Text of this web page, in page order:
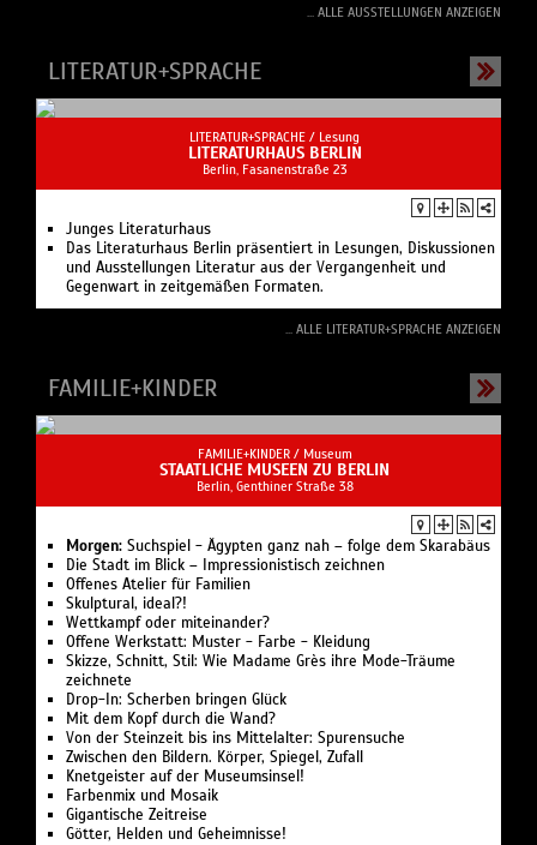
LITERATUR+SPRACHE /Lesung
LITERATURHAUS BERLIN
Berlin, Fasanenstraße 23
Junges Literaturhaus
Das Literaturhaus Berlin präsentiert in Lesungen, Diskussionen
und Ausstellungen Literatur aus der Vergangenheit und
Gegenwart in zeitgemäßen Formaten.
FAMILIE+KINDER /Museum
STAATLICHE MUSEEN ZU BERLIN
Berlin, Genthiner Straße 38
Morgen:Suchspiel - Ägypten ganz nah – folge dem Skarabäus
Die Stadt im Blick – Impressionistisch zeichnen
Offenes Atelier für Familien
Skulptural, ideal?!
Wettkampf oder miteinander?
Offene Werkstatt: Muster - Farbe - Kleidung
Skizze, Schnitt, Stil: Wie Madame Grès ihre Mode-Träume
zeichnete
Drop-In: Scherben bringen Glück
Mit dem Kopf durch die Wand?
Von der Steinzeit bis ins Mittelalter: Spurensuche
Zwischen den Bildern. Körper, Spiegel, Zufall
Knetgeister auf der Museumsinsel!
Farbenmix und Mosaik
Gigantische Zeitreise